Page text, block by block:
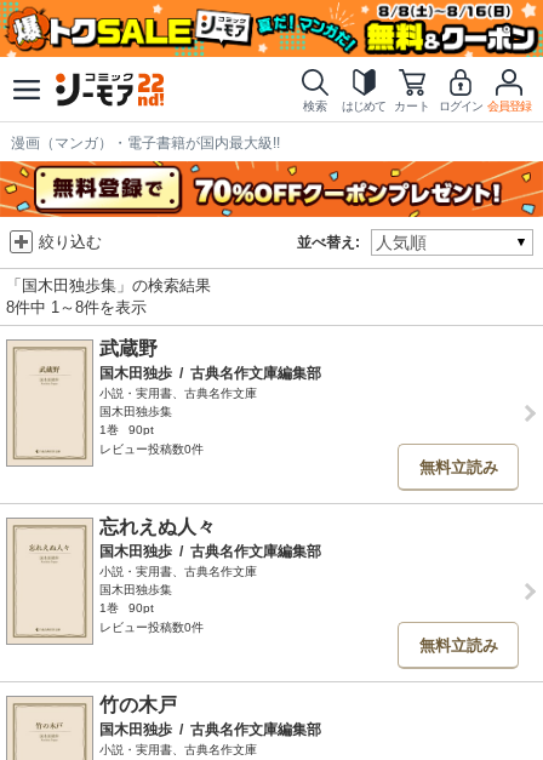
検索 はじめて カート ログイン 会員登録
漫画（マンガ）・電子書籍が国内最大級!!
並べ替え:
絞り込む
「国木田独歩集」の検索結果
8件中 1～8件を表示
武蔵野
国木田独歩 / 古典名作文庫編集部
小説・実用書、古典名作文庫
国木田独歩集
1巻
90pt
レビュー投稿数0件
無料立読み
忘れえぬ人々
国木田独歩 / 古典名作文庫編集部
小説・実用書、古典名作文庫
国木田独歩集
1巻
90pt
レビュー投稿数0件
無料立読み
竹の木戸
国木田独歩 / 古典名作文庫編集部
小説・実用書、古典名作文庫